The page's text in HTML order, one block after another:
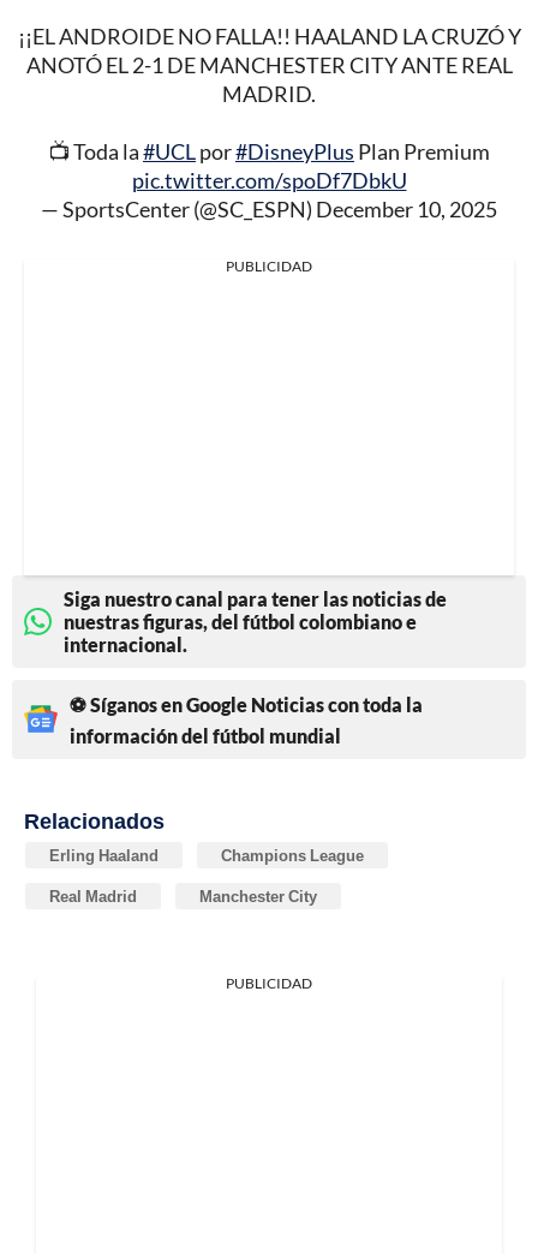
¡¡EL ANDROIDE NO FALLA!! HAALAND LA CRUZÓ Y
ANOTÓ EL 2-1 DE MANCHESTER CITY ANTE REAL
MADRID.
📺 Toda la#UCLpor#DisneyPlus Plan Premium
pic.twitter.com/spoDf7DbkU
— SportsCenter (@SC_ESPN) December 10, 2025
PUBLICIDAD
Siga nuestro canal para tener las noticias de
nuestras figuras, del fútbol colombiano e
internacional.
⚽ Síganos en Google Noticias con toda la
información del fútbol mundial
Relacionados
Erling Haaland Champions League
Real Madrid Manchester City
PUBLICIDAD